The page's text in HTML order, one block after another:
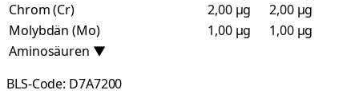
Chrom (Cr)
2,00 µg
2,00 µg
Molybdän (Mo)
1,00 µg
1,00 µg
Aminosäuren ▼
BLS-Code: D7A7200